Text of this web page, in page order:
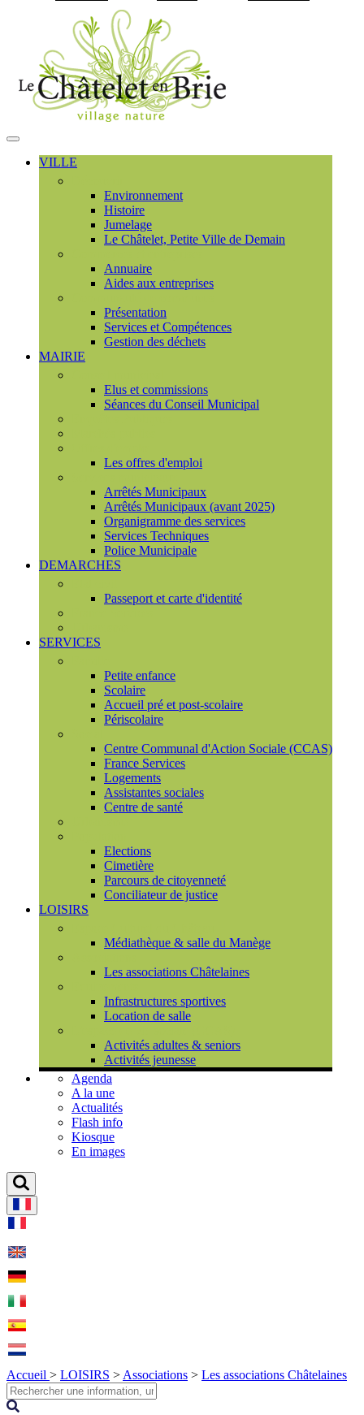
MENU
PRINCIPAL
VILLE
Environnement
Histoire
Jumelage
Le Châtelet, Petite Ville de Demain
Annuaire
Aides aux entreprises
Présentation
Services et Compétences
Gestion des déchets
MAIRIE
Elus et commissions
Séances du Conseil Municipal
Les offres d'emploi
Arrêtés Municipaux
Arrêtés Municipaux (avant 2025)
Organigramme des services
Services Techniques
Police Municipale
DEMARCHES
Passeport et carte d'identité
SERVICES
Petite enfance
Scolaire
Accueil pré et post-scolaire
Périscolaire
Centre Communal d'Action Sociale (CCAS)
France Services
Logements
Assistantes sociales
Centre de santé
Elections
Cimetière
Parcours de citoyenneté
Conciliateur de justice
LOISIRS
Médiathèque & salle du Manège
Les associations Châtelaines
Infrastructures sportives
Location de salle
Activités adultes & seniors
Activités jeunesse
Agenda
A la une
Actualités
Flash info
Kiosque
En images
Accueil > LOISIRS > Associations > Les associations Châtelaines